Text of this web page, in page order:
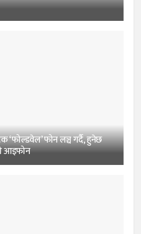
‘फोल्डवेल’ फोन लञ्च गर्दै, हुनेछ
आइफोन